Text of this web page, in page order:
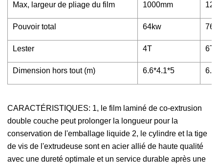
Max, largeur de pliage du film 1000mm
Pouvoir total 64kw
Lester 4T 6T
Dimension hors tout (m) 6.6*4.1*5
CARACTÉRISTIQUES: 1, le film laminé de co-extrusion
double couche peut prolonger la longueur pour la
conservation de l'emballage liquide 2, le cylindre et la tige
de vis de l'extrudeuse sont en acier allié de haute qualité
avec une dureté optimale et un service durable après une